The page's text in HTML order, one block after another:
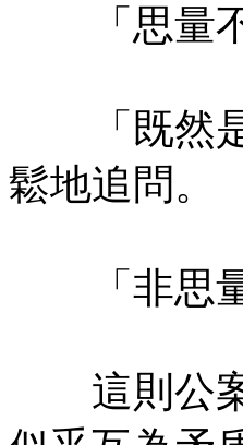
「思量不
「既然是
鬆地追問。
「非思量
這則公案